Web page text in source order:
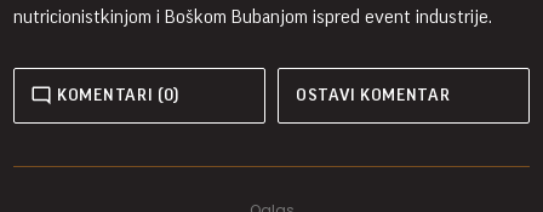
nutricionistkinjom i Boškom Bubanjom ispred event industrije.
KOMENTARI (0) OSTAVI KOMENTAR